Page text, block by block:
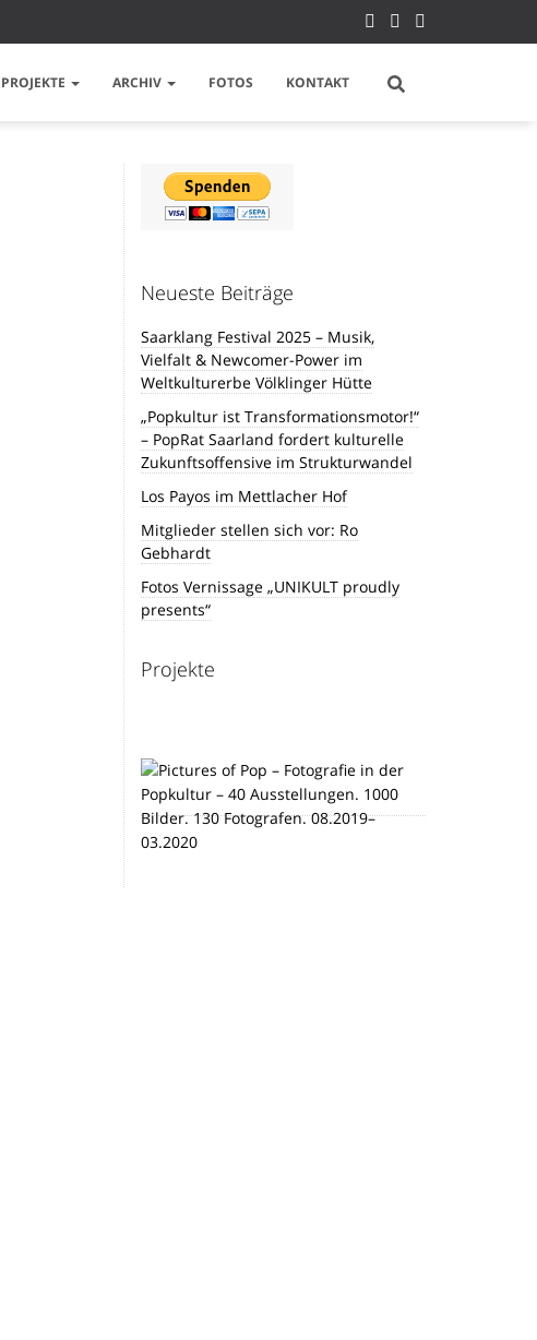
PROJEKTE ARCHIV FOTOS KONTAKT
Neueste Beiträge
Saarklang Festival 2025 – Musik,
Vielfalt & Newcomer-Power im
Weltkulturerbe Völklinger Hütte
„Popkultur ist Transformationsmotor!“
– PopRat Saarland fordert kulturelle
Zukunftsoffensive im Strukturwandel
Los Payos im Mettlacher Hof
Mitglieder stellen sich vor: Ro
Gebhardt
Fotos Vernissage „UNIKULT proudly
presents“
Projekte